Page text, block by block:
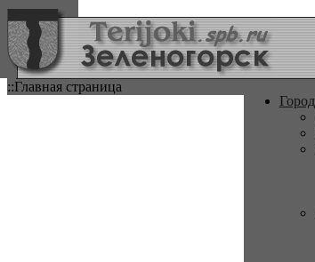
::Главная страница
Город